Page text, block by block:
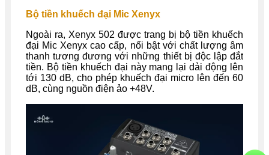
Bộ tiền khuếch đại Mic Xenyx
Ngoài ra, Xenyx 502 được trang bị bộ tiền khuếch
đại Mic Xenyx cao cấp, nổi bật với chất lượng âm
thanh tương đương với những thiết bị độc lập đắt
tiền. Bộ tiền khuếch đại này mang lại dải động lên
tới 130 dB, cho phép khuếch đại micro lên đến 60
dB, cùng nguồn điện ảo +48V.